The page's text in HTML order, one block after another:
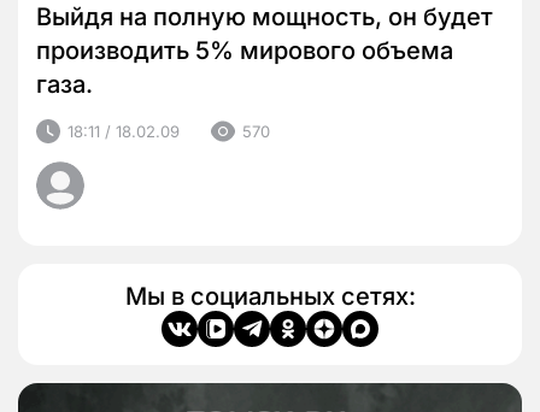
Выйдя на полную мощность, он будет
производить 5% мирового объема
газа.
18:11 / 18.02.09 570
Мы в социальных сетях: